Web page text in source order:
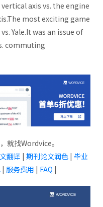
axis vs. the engine
most exciting game
Yale.It was an issue of
commuting
，就找Wordvice。
翻译 | 期刊论文润色 | 毕业
| 服务费用 | FAQ |